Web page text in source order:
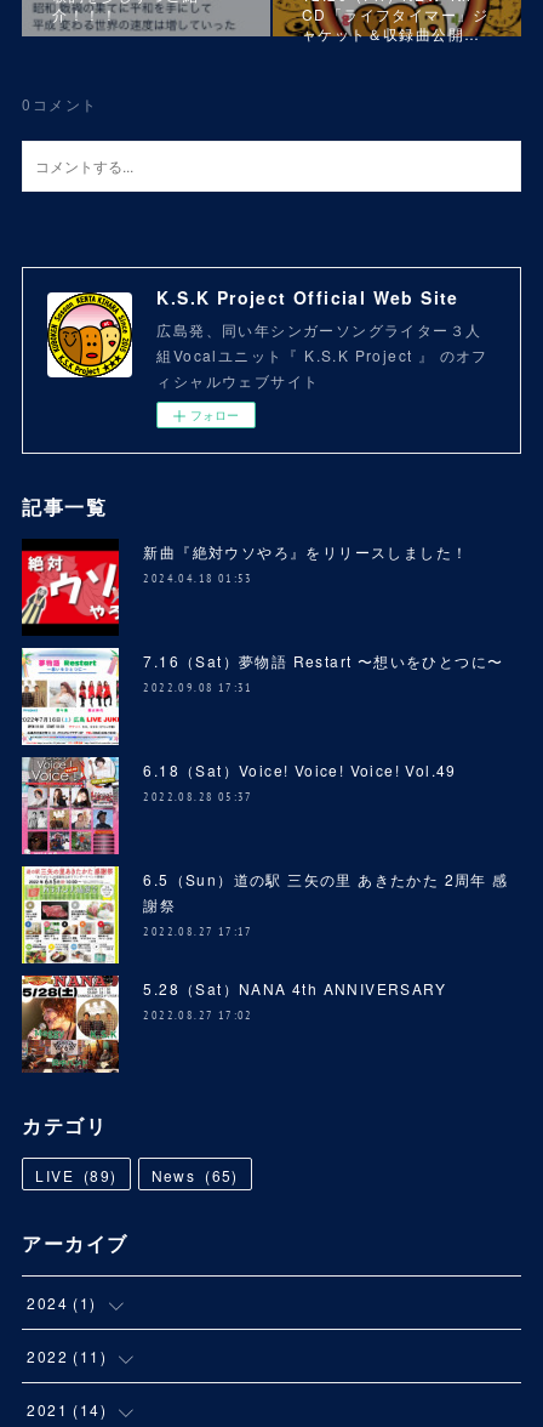
介！！！
CD「ライフタイマー」ジ
ャケット＆収録曲公開…
0 コメント
K.S.K Project Official Web Site
広島発、同い年シンガーソングライター３人
組Vocalユニット『 K.S.K Project 』 のオフ
ィシャルウェブサイト
フォロー
記事一覧
新曲『絶対ウソやろ』をリリースしました！
2024.04.18 01:53
7.16（Sat）夢物語 Restart 〜想いをひとつに〜
2022.09.08 17:31
6.18（Sat）Voice! Voice! Voice! Vol.49
2022.08.28 05:37
6.5（Sun）道の駅 三矢の里 あきたかた 2周年 感
謝祭
2022.08.27 17:17
5.28（Sat）NANA 4th ANNIVERSARY
2022.08.27 17:02
カテゴリ
LIVE (89) News (65)
アーカイブ
2024 (1)
( 1 )
2022 (11 )
(1)
2021 (14)